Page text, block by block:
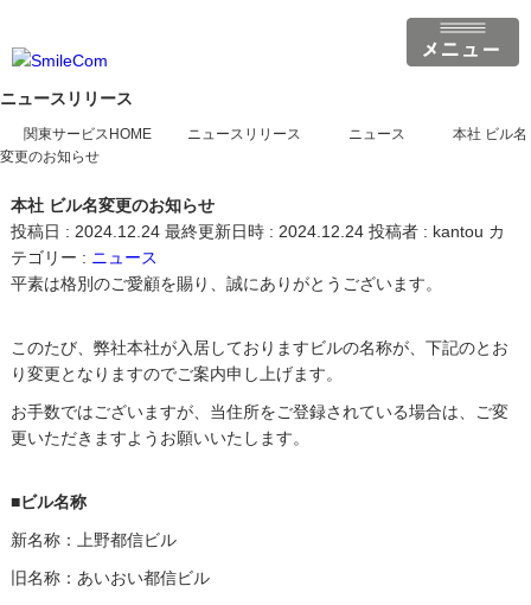
ニュースリリース
関東サービスHOME ニュースリリース ニュース
本社 ビル名
変更のお知らせ
本社 ビル名変更のお知らせ
投稿日 : 2024.12.24 最終更新日時 : 2024.12.24 投稿者 : kantou カ
テゴリー : ニュース
平素は格別のご愛顧を賜り、誠にありがとうございます。
このたび、弊社本社が入居しておりますビルの名称が、下記のとお
り変更となりますのでご案内申し上げます。
お手数ではございますが、当住所をご登録されている場合は、ご変
更いただきますようお願いいたします。
■ビル名称
新名称：上野都信ビル
旧名称：あいおい都信ビル